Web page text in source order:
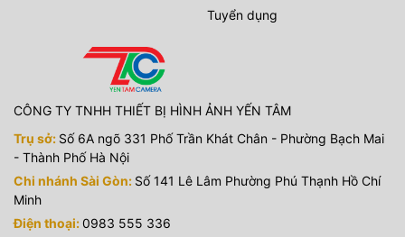
Tuyển dụng
CÔNG TY TNHH THIẾT BỊ HÌNH ẢNH YẾN TÂM
Trụ sở: Số 6A ngõ 331 Phố Trần Khát Chân - Phường Bạch Mai
- Thành Phố Hà Nội
Chi nhánh Sài Gòn: Số 141 Lê Lâm Phường Phú Thạnh Hồ Chí
Minh
Điện thoại:0983 555 336